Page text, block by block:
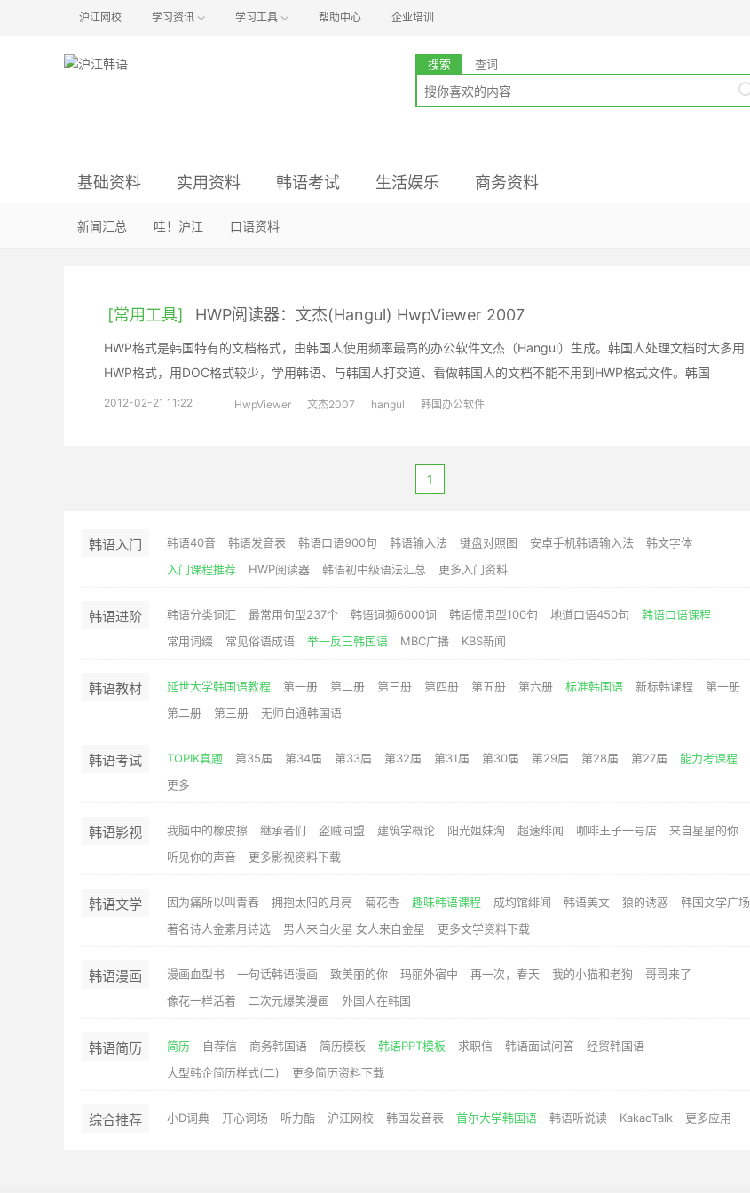
沪江网校 学习资讯 学习工具 帮助中心 企业培训
搜索 查词
基础资料 实用资料 韩语考试 生活娱乐 商务资料
语音资料 入门资料 常用工具
语法资料 小说阅读 听力资料
资讯与经验 真题与解析 初级备考
影视资料 音乐资料 时尚资料
新闻汇总 哇！沪江 口语资料
[常用工具] HWP阅读器：文杰(Hangul) HwpViewer 2007
HWP格式是韩国特有的文档格式，由韩国人使用频率最高的办公软件文杰（Hangul）生成。韩国人处理文档时大多用
HWP格式，用DOC格式较少，学用韩语、与韩国人打交道、看做韩国人的文档不能不用到HWP格式文件。韩国
2012-02-21 11:22 HwpViewer 文杰2007 hangul 韩国办公软件
1
韩语入门 韩语40音 韩语发音表 韩语口语900句 韩语输入法 键盘对照图 安卓手机韩语输入法
韩文字体
入门课程推荐
HWP阅读器 韩语初中级语法汇总 更多入门资料
韩语进阶 韩语分类词汇 最常用句型237个 韩语词频6000词 韩语惯用型100句 地道口语450句
韩语口语课程
常用词缀
常见俗语成语 举一反三韩国语 MBC广播 KBS新闻
韩语教材 延世大学韩国语教程 第一册 第二册 第三册 第四册 第五册 第六册 标准韩国语 新标韩课程
第一册
第二册
第三册 无师自通韩国语
韩语考试 TOPIK真题 第35届 第34届 第33届 第32届 第31届 第30届 第29届 第28届 第27届
能力考课程
更多
韩语影视 我脑中的橡皮擦 继承者们 盗贼同盟 建筑学概论 阳光姐妹淘 超速绯闻 咖啡王子一号店
来自星星的你
听见你的声音
更多影视资料下载
韩语文学 因为痛所以叫青春 拥抱太阳的月亮 菊花香 趣味韩语课程 成均馆绯闻 韩语美文 狼的诱惑
韩国文学广场
著名诗人金素月诗选
男人来自火星 女人来自金星 更多文学资料下载
韩语漫画 漫画血型书 一句话韩语漫画 致美丽的你 玛丽外宿中 再一次，春天 我的小猫和老狗
哥哥来了
像花一样活着
二次元爆笑漫画 外国人在韩国
韩语简历 简历 自荐信 商务韩国语 简历模板 韩语PPT模板 求职信 韩语面试问答
经贸韩国语
大型韩企简历样式(二)
更多简历资料下载
综合推荐 小D词典 开心词场 听力酷 沪江网校 韩国发音表 首尔大学韩国语 韩语听说读 KakaoTalk 更多应用